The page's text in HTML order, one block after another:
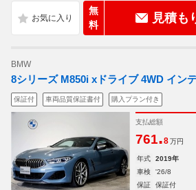
無
料
見積も
BMW
8シリーズ M850i xドライブ 4WD イン
保証付 車両品質保証書付 購入プラン付き
支払総額
761.8 万円
年式 2019年
車検
'26/8
保証
保証付